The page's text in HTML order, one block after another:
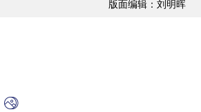
版面编辑：刘明晖